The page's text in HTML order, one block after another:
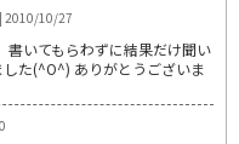
| 2010/10/27
いてもらわずに結果だけ聞い
た(^O^) ありがとうございま